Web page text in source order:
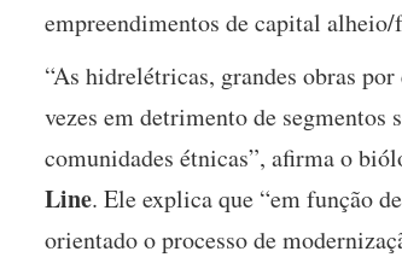
empreendimentos de capital
“As hidrelétricas, grandes obras
vezes em detrimento de
comunidades étnicas”, afirma o
Line. Ele explica que “em função
orientado o processo de